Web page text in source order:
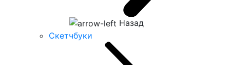
Назад
Скетчбуки